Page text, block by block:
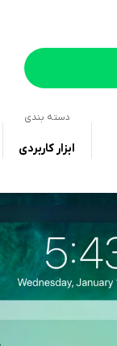
دسته بندی
ابزار کاربردی